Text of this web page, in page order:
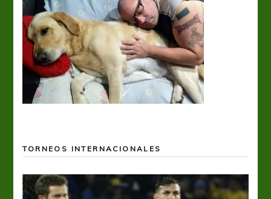
TORNEOS INTERNACIONALES